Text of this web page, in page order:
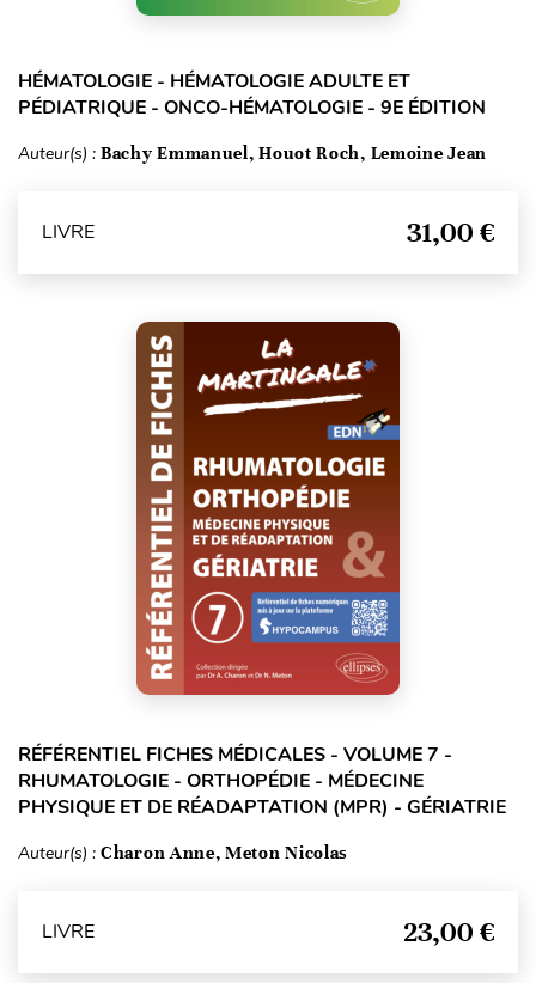
HÉMATOLOGIE - HÉMATOLOGIE ADULTE ET
PÉDIATRIQUE - ONCO-HÉMATOLOGIE - 9E ÉDITION
Auteur(s) : Bachy Emmanuel, Houot Roch, Lemoine Jean
LIVRE 31,00 €
RÉFÉRENTIEL FICHES MÉDICALES - VOLUME 7 -
RHUMATOLOGIE - ORTHOPÉDIE - MÉDECINE
PHYSIQUE ET DE RÉADAPTATION (MPR) - GÉRIATRIE
Auteur(s) : Charon Anne, Meton Nicolas
LIVRE 23,00 €